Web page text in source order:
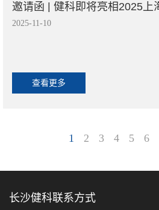
邀请函 | 健科即将亮相2025上
2025-11-10
查看更多
1 2 3 4 5 6
长沙健科联系方式